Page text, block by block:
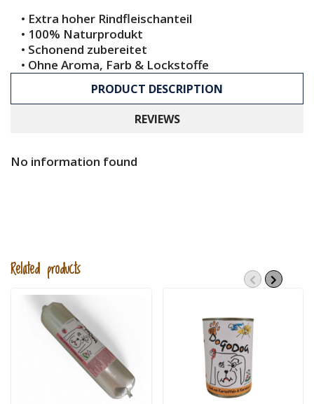
• Extra hoher Rindfleischanteil
• 100% Naturprodukt
• Schonend zubereitet
• Ohne Aroma, Farb & Lockstoffe
PRODUCT DESCRIPTION
REVIEWS
No information found
Related products